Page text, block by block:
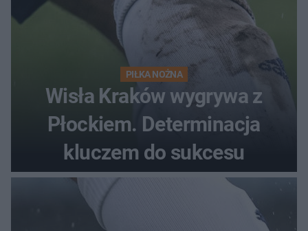
PIŁKA NOŻNA
Wisła Kraków wygrywa z
Płockiem. Determinacja
kluczem do sukcesu